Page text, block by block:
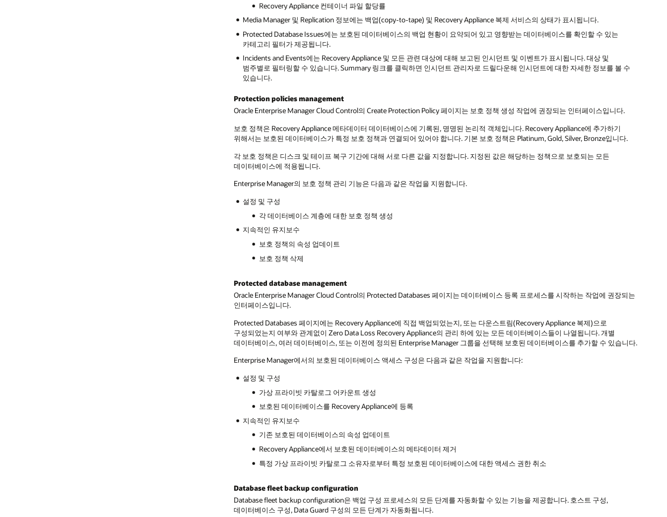
Recovery Appliance 컨테이너 파일 할당률
Media Manager 및 Replication 정보에는 백업(copy-to-tape) 및 Recovery Appliance 복제 서비스의 상태가 표시됩니다.
Protected Database Issues에는 보호된 데이터베이스의 백업 현황이 요약되어 있고 영향받는 데이터베이스를 확인할 수 있는
카테고리 필터가 제공됩니다.
Incidents and Events에는 Recovery Appliance 및 모든 관련 대상에 대해 보고된 인시던트 및 이벤트가 표시됩니다. 대상 및
범주별로 필터링할 수 있습니다. Summary 링크를 클릭하면 인시던트 관리자로 드릴다운해 인시던트에 대한 자세한 정보를 볼 수
있습니다.
Protection policies management
Oracle Enterprise Manager Cloud Control의 Create Protection Policy 페이지는 보호 정책 생성 작업에 권장되는 인터페이스입니다.
보호 정책은 Recovery Appliance 메타데이터 데이터베이스에 기록된, 명명된 논리적 객체입니다. Recovery Appliance에 추가하기
위해서는 보호된 데이터베이스가 특정 보호 정책과 연결되어 있어야 합니다. 기본 보호 정책은 Platinum, Gold, Silver, Bronze입니다.
각 보호 정책은 디스크 및 테이프 복구 기간에 대해 서로 다른 값을 지정합니다. 지정된 값은 해당하는 정책으로 보호되는 모든
데이터베이스에 적용됩니다.
Enterprise Manager의 보호 정책 관리 기능은 다음과 같은 작업을 지원합니다.
설정 및 구성
각 데이터베이스 계층에 대한 보호 정책 생성
지속적인 유지보수
보호 정책의 속성 업데이트
보호 정책 삭제
Protected database management
Oracle Enterprise Manager Cloud Control의 Protected Databases 페이지는 데이터베이스 등록 프로세스를 시작하는 작업에 권장되는
인터페이스입니다.
Protected Databases 페이지에는 Recovery Appliance에 직접 백업되었는지, 또는 다운스트림(Recovery Appliance 복제)으로
구성되었는지 여부와 관계없이 Zero Data Loss Recovery Appliance의 관리 하에 있는 모든 데이터베이스들이 나열됩니다. 개별
데이터베이스, 여러 데이터베이스, 또는 이전에 정의된 Enterprise Manager 그룹을 선택해 보호된 데이터베이스를 추가할 수 있습니다.
Enterprise Manager에서의 보호된 데이터베이스 액세스 구성은 다음과 같은 작업을 지원합니다:
설정 및 구성
가상 프라이빗 카탈로그 어카운트 생성
보호된 데이터베이스를 Recovery Appliance에 등록
지속적인 유지보수
기존 보호된 데이터베이스의 속성 업데이트
Recovery Appliance에서 보호된 데이터베이스의 메타데이터 제거
특정 가상 프라이빗 카탈로그 소유자로부터 특정 보호된 데이터베이스에 대한 액세스 권한 취소
Database fleet backup configuration
Database fleet backup configuration은 백업 구성 프로세스의 모든 단계를 자동화할 수 있는 기능을 제공합니다. 호스트 구성,
데이터베이스 구성, Data Guard 구성의 모든 단계가 자동화됩니다.